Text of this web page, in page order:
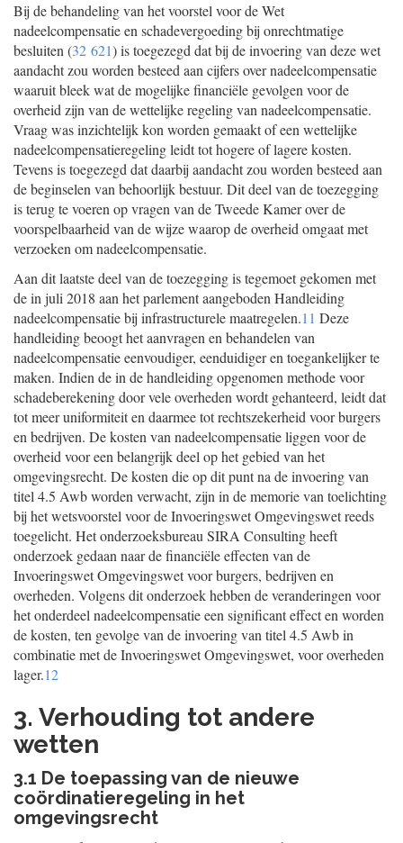
Bij de behandeling van het voorstel voor de Wet
nadeelcompensatie en schadevergoeding bij onrechtmatige
besluiten (32 621) is toegezegd dat bij de invoering van deze wet
aandacht zou worden besteed aan cijfers over nadeelcompensatie
waaruit bleek wat de mogelijke financiële gevolgen voor de
overheid zijn van de wettelijke regeling van nadeelcompensatie.
Vraag was inzichtelijk kon worden gemaakt of een wettelijke
nadeelcompensatieregeling leidt tot hogere of lagere kosten.
Tevens is toegezegd dat daarbij aandacht zou worden besteed aan
de beginselen van behoorlijk bestuur. Dit deel van de toezegging
is terug te voeren op vragen van de Tweede Kamer over de
voorspelbaarheid van de wijze waarop de overheid omgaat met
verzoeken om nadeelcompensatie.
Aan dit laatste deel van de toezegging is tegemoet gekomen met
de in juli 2018 aan het parlement aangeboden Handleiding
nadeelcompensatie bij infrastructurele maatregelen.11 Deze
handleiding beoogt het aanvragen en behandelen van
nadeelcompensatie eenvoudiger, eenduidiger en toegankelijker te
maken. Indien de in de handleiding opgenomen methode voor
schadeberekening door vele overheden wordt gehanteerd, leidt dat
tot meer uniformiteit en daarmee tot rechtszekerheid voor burgers
en bedrijven. De kosten van nadeelcompensatie liggen voor de
overheid voor een belangrijk deel op het gebied van het
omgevingsrecht. De kosten die op dit punt na de invoering van
titel 4.5 Awb worden verwacht, zijn in de memorie van toelichting
bij het wetsvoorstel voor de Invoeringswet Omgevingswet reeds
toegelicht. Het onderzoeksbureau SIRA Consulting heeft
onderzoek gedaan naar de financiële effecten van de
Invoeringswet Omgevingswet voor burgers, bedrijven en
overheden. Volgens dit onderzoek hebben de veranderingen voor
het onderdeel nadeelcompensatie een significant effect en worden
de kosten, ten gevolge van de invoering van titel 4.5 Awb in
combinatie met de Invoeringswet Omgevingswet, voor overheden
lager.12
3. Verhouding tot andere
wetten
3.1 De toepassing van de nieuwe
coördinatieregeling in het
omgevingsrecht